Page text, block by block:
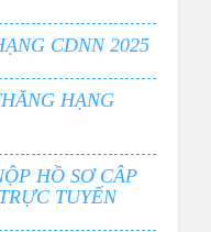
CDNN 2025
HẠNG
HỒ SƠ CÂP
TUYẾN